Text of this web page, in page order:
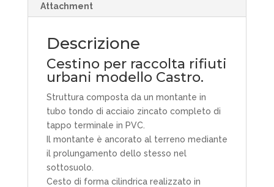
Attachment
Descrizione
Cestino per raccolta rifiuti
urbani modello Castro.
Struttura composta da un montante in
tubo tondo di acciaio zincato completo di
tappo terminale in PVC.
Il montante è ancorato al terreno mediante
il prolungamento dello stesso nel
sottosuolo.
Cesto di forma cilindrica realizzato in